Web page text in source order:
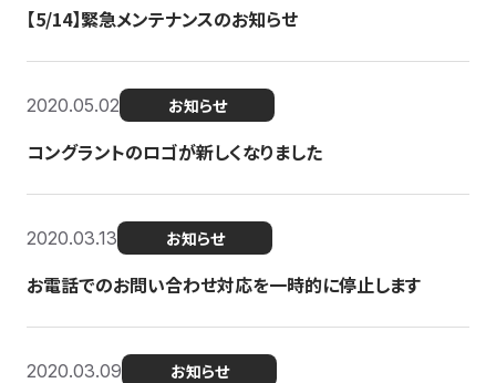
【5/14】緊急メンテナンスのお知らせ
2020.05.02 お知らせ
コングラントのロゴが新しくなりました
2020.03.13 お知らせ
お電話でのお問い合わせ対応を一時的に停止します
2020.03.09 お知らせ